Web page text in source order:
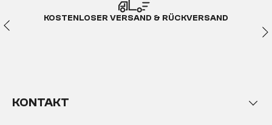
KOSTENLOSER VERSAND & RÜCKVERSAND
KONTAKT